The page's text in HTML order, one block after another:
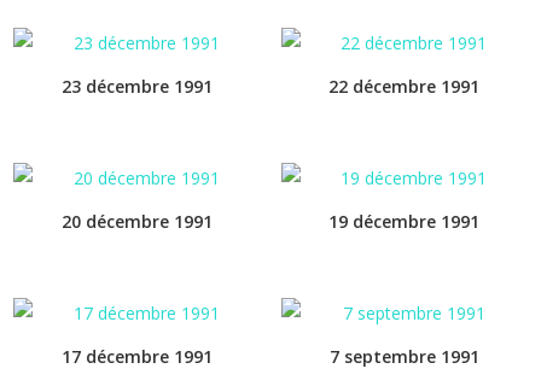
23 décembre 1991 22 décembre 1991
20 décembre 1991 19 décembre 1991
17 décembre 1991 7 septembre 1991